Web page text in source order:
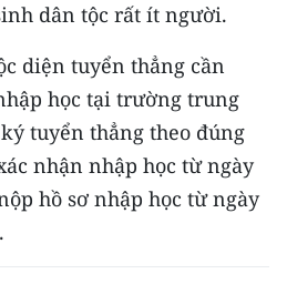
dân tộc rất ít người.
diện tuyển thẳng cần
học tại trường trung
tuyển thẳng theo đúng
nhận nhập học từ ngày
hồ sơ nhập học từ ngày